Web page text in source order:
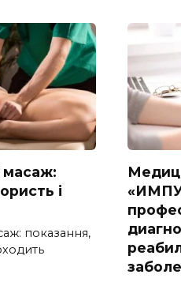
масаж:
і
показання,